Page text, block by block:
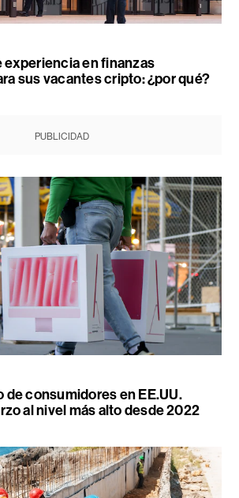
experiencia en finanzas
sus vacantes cripto: ¿por qué?
PUBLICIDAD
de consumidores en EE.UU.
al nivel más alto desde 2022